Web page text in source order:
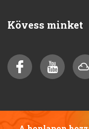
Kövess minket